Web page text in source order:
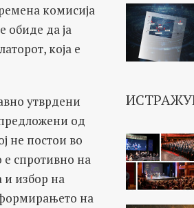
комисија
обиде да ја
која е
утврдени
од
не постои во
е спротивно на
избор на
на